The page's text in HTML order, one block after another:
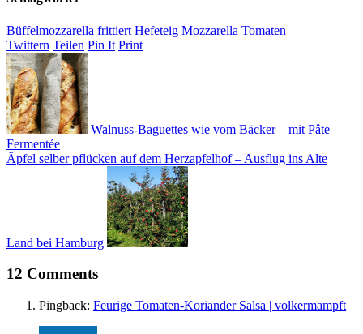
Büffelmozzarella frittiert Hefeteig Mozzarella Tomaten
Twittern Teilen Pin It Print
Walnuss-Baguettes wie vom Bäcker – mit Pâte
Fermentée
Äpfel selber pflücken auf dem Herzapfelhof – Ausflug ins Alte
Land bei Hamburg
12 Comments
Pingback: Feurige Tomaten-Koriander Salsa | volkermampft